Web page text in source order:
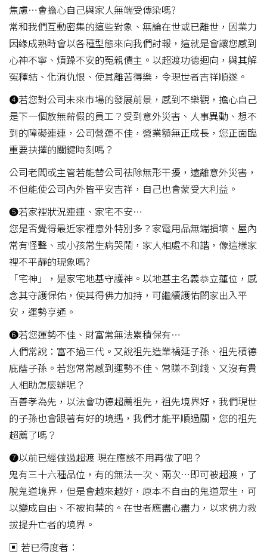
焦慮…會擔心自己與家人無端受傳染嗎?
常和我們互動密集的這些對象、無論在世或已離世，因業力
因緣成熟時會以各種型態來向我們討報，這就是會讓您感到
心神不寧、煩躁不安的冤親債主。以超渡功德迴向，與其解
冤釋結、化消仇恨、使其離苦得樂，令現世者吉祥順遂。
❹若您對公司未來市場的發展前景，感到不樂觀，擔心自己
是下一個放無薪假的員工？受到意外災害、人事異動、想不
到的障礙連連，公司營運不佳，營業額無正成長，您正面臨
重要抉擇的關鍵時刻嗎？
公司老闆或主管若能替公司祛除無形干擾，遠離意外災害，
不但能使公司內外皆平安吉祥，自己也會蒙受大利益。
❺若家裡狀況連連、家宅不安…
您是否覺得最近家裡意外特別多？家電用品無端損壞、屋內
常有怪聲、或小孩常生病哭鬧，家人相處不和諧，像這樣家
裡不平靜的現象嗎?
「宅神」，是家宅地基守護神。以地基主名義恭立蓮位，感
念其守護保佑，使其得佛力加持，可繼續護佑閤家出入平
安，運勢亨通。
❻若您運勢不佳、財富常無法累積保有…
人們常說：富不過三代。又說祖先造業禍延子孫、祖先積德
庇蔭子孫。若您常常感到運勢不佳、常賺不到錢、又沒有貴
人相助怎麼辦呢？
百善孝為先，以法會功德超薦祖先，祖先境界好，我們現世
的子孫也會跟著有好的境遇，我們才能平順過關，您的祖先
超薦了嗎？
❼以前已經做過超渡 現在應該不用再做了吧？
鬼有三十六種品位，有的無法一次、兩次…即可被超渡，了
脫鬼道境界，但是會越來越好，原本不自由的鬼道眾生，可
以變成自由、不被拘禁的。在世者應盡心盡力，以求佛力救
拔提升亡者的境界。
▣ 若已得度者：